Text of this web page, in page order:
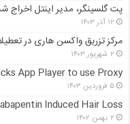
پت گلسینگر، مدیر اینتل اخراج
۱۲ آذر ۱۴۰۳
مرکز تزریق واکسن هاری در
۲ شهریور ۱۴۰۳
App Player to use Proxy
۵ فروردین ۱۴۰۳
Induced Hair Loss
۲ بهمن ۱۴۰۲